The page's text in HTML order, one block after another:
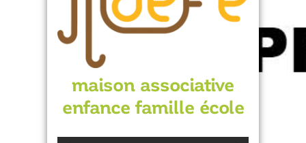
maison associative
enfance famille école